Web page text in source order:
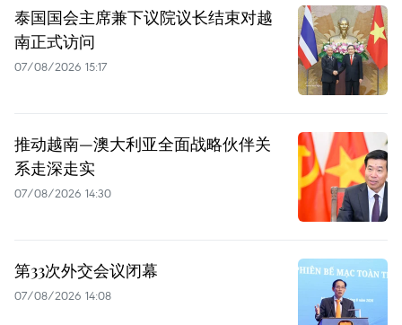
泰国国会主席兼下议院议长结束对越
南正式访问
07/08/2026 15:17
推动越南—澳大利亚全面战略伙伴关
系走深走实
07/08/2026 14:30
第33次外交会议闭幕
07/08/2026 14:08